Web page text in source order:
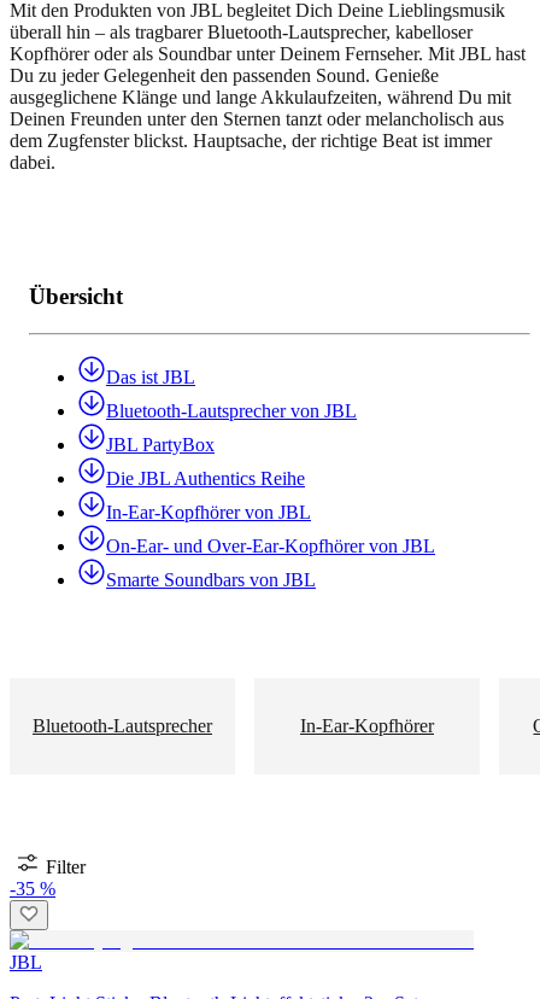
Mit den Produkten von JBL begleitet Dich Deine Lieblingsmusik
überall hin – als tragbarer Bluetooth-Lautsprecher, kabelloser
Kopfhörer oder als Soundbar unter Deinem Fernseher. Mit JBL hast
Du zu jeder Gelegenheit den passenden Sound. Genieße
ausgeglichene Klänge und lange Akkulaufzeiten, während Du mit
Deinen Freunden unter den Sternen tanzt oder melancholisch aus
dem Zugfenster blickst. Hauptsache, der richtige Beat ist immer
dabei.
Übersicht
Das ist JBL
Bluetooth-Lautsprecher von JBL
JBL PartyBox
Die JBL Authentics Reihe
In-Ear-Kopfhörer von JBL
On-Ear- und Over-Ear-Kopfhörer von JBL
Smarte Soundbars von JBL
Bluetooth-Lautsprecher In-Ear-Kopfhörer
Filter
-35 %
JBL